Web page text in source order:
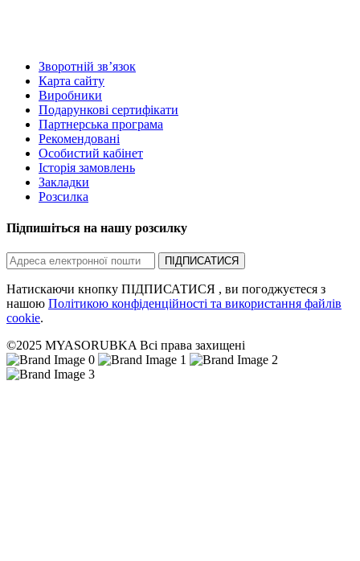
Зворотній зв’язок
Карта сайту
Виробники
Подарункові сертифікати
Партнерська програма
Рекомендовані
Особистий кабінет
Історія замовлень
Закладки
Розсилка
Підпишіться на нашу розсилку
ПІДПИСАТИСЯ
Натискаючи кнопку ПІДПИСАТИСЯ , ви погоджуєтеся з
нашою Політикою конфіденційності та використання файлів
cookie.
©2025 MYASORUBKA Всі права захищені